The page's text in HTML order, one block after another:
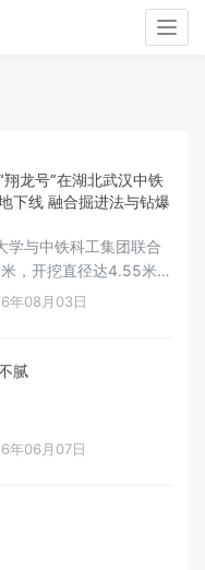
龙号”在湖北武汉中铁
下线 融合掘进法与钻爆
学与中铁科工集团联合
，开挖直径达4.55米，
米，整机重量约400
年08月03日
腻
年06月07日